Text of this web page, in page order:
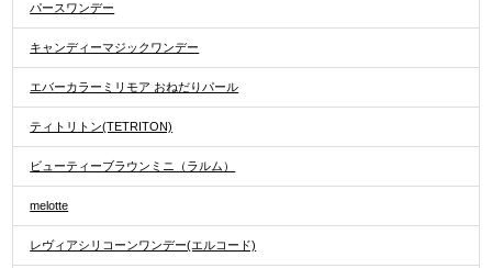
パースワンデー
キャンディーマジックワンデー
エバーカラーミリモア おねだりパール
ティトリトン(TETRITON)
ビューティーブラウンミニ（ラルム）
melotte
レヴィアシリコーンワンデー(エルコード)